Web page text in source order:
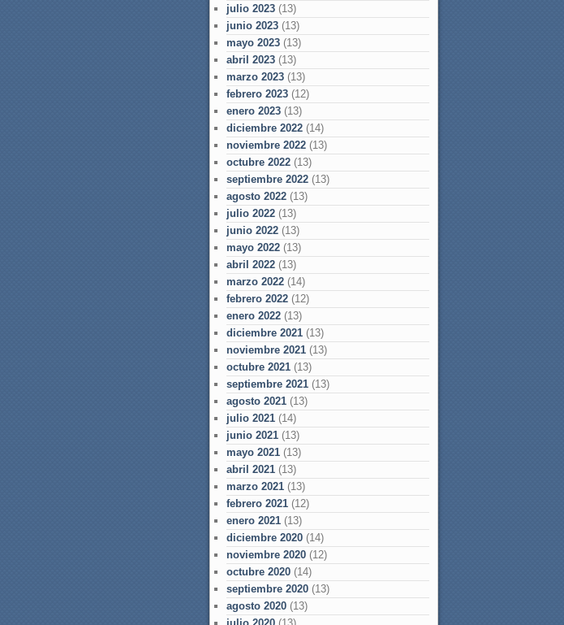
julio 2023 (13)
junio 2023 (13)
mayo 2023 (13)
abril 2023 (13)
marzo 2023 (13)
febrero 2023 (12)
enero 2023 (13)
diciembre 2022 (14)
noviembre 2022 (13)
octubre 2022 (13)
septiembre 2022 (13)
agosto 2022 (13)
julio 2022 (13)
junio 2022 (13)
mayo 2022 (13)
abril 2022 (13)
marzo 2022 (14)
febrero 2022 (12)
enero 2022 (13)
diciembre 2021 (13)
noviembre 2021 (13)
octubre 2021 (13)
septiembre 2021 (13)
agosto 2021 (13)
julio 2021 (14)
junio 2021 (13)
mayo 2021 (13)
abril 2021 (13)
marzo 2021 (13)
febrero 2021 (12)
enero 2021 (13)
diciembre 2020 (14)
noviembre 2020 (12)
octubre 2020 (14)
septiembre 2020 (13)
agosto 2020 (13)